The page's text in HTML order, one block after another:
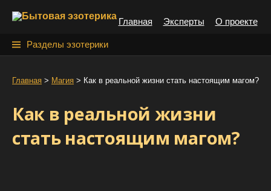
Главная Эксперты О проекте
Разделы эзотерики
й
:
Главная > Магия > Как в реальной жизни стать настоящим магом?
Как в реальной жизни
стать настоящим магом?